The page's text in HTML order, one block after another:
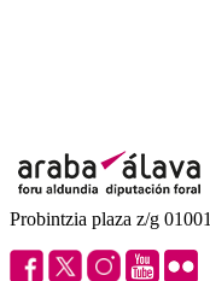
Probintzia plaza z/g